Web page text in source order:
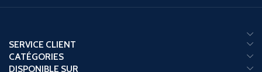
Vous pouvez commander autant que
SERVICE CLIENT
CATÉGORIES
DISPONIBLE SUR